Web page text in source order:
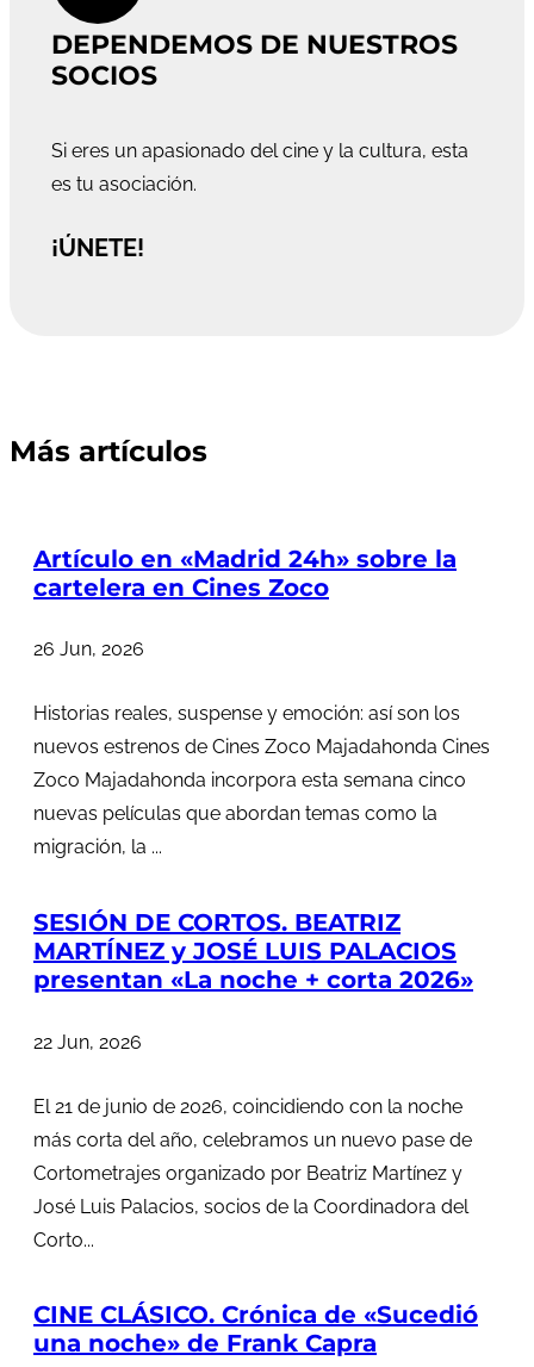
DEPENDEMOS DE NUESTROS
SOCIOS
Si eres un apasionado del cine y la cultura, esta
es tu asociación.
¡ÚNETE!
Más artículos
Artículo en «Madrid 24h» sobre la
cartelera en Cines Zoco
26 Jun, 2026
Historias reales, suspense y emoción: así son los
nuevos estrenos de Cines Zoco Majadahonda Cines
Zoco Majadahonda incorpora esta semana cinco
nuevas películas que abordan temas como la
migración, la ...
SESIÓN DE CORTOS. BEATRIZ
MARTÍNEZ y JOSÉ LUIS PALACIOS
presentan «La noche + corta 2026»
22 Jun, 2026
El 21 de junio de 2026, coincidiendo con la noche
más corta del año, celebramos un nuevo pase de
Cortometrajes organizado por Beatriz Martínez y
José Luis Palacios, socios de la Coordinadora del
Corto...
CINE CLÁSICO. Crónica de «Sucedió
una noche» de Frank Capra